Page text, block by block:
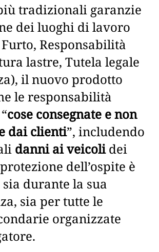
tradizionali garanzie
dei luoghi di lavoro
Responsabilità
lastre, Tutela legale
il nuovo prodotto
le responsabilità
cose consegnate e non
dai clienti”, includendo
danni ai veicolidei
dell’ospite è
durante la sua
sia per tutte le
organizzate